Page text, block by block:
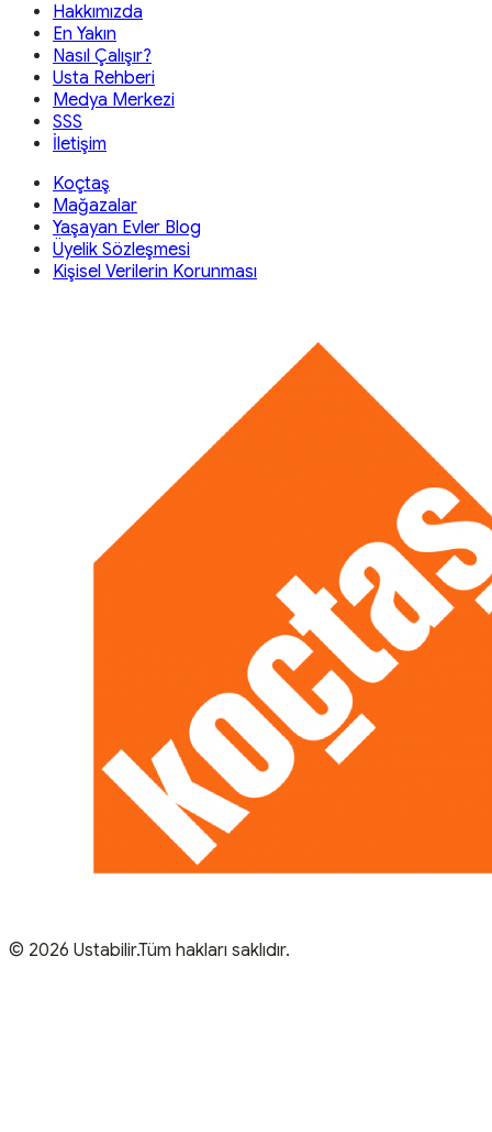
Hakkımızda
En Yakın
Nasıl Çalışır?
Usta Rehberi
Medya Merkezi
SSS
İletişim
Koçtaş
Mağazalar
Yaşayan Evler Blog
Üyelik Sözleşmesi
Kişisel Verilerin Korunması
© 2026 Ustabilir.Tüm hakları saklıdır.